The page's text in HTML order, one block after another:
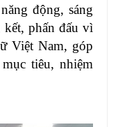
động, sáng
kết, phấn đấu vì
Việt Nam, góp
tiêu, nhiệm